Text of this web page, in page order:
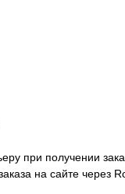
при получении
на сайте через